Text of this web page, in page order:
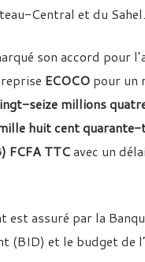
Central et du Sahel.
son accord pour
ECOCO pour un
seize millions
huit cent
FCFA TTCavec un
est assuré par la
(BID) et le budget de